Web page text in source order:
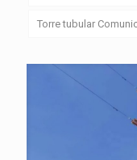
Torre tubular